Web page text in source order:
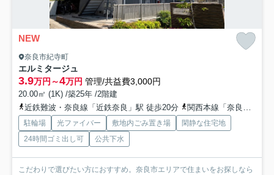
NEW
奈良市紀寺町
エルミタージュ
3.9万円～4万円 管理/共益費3,000円
20.00㎡ (1K) /築25年 /2階建
近鉄難波・奈良線「近鉄奈良」駅 徒歩20分
関西本線「奈良」駅 徒歩25分
駐輪場 光ファイバー 敷地内ごみ置き場
閑静な住宅地
24時間ゴミ出し可
公共下水
こだわりで選びたい方におすすめ。奈良市エリアで住まいをお探しなら